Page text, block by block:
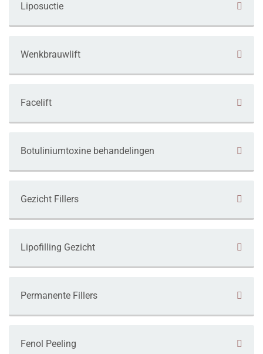
Liposuctie
Wenkbrauwlift
Facelift
Botuliniumtoxine behandelingen
Gezicht Fillers
Lipofilling Gezicht
Permanente Fillers
Fenol Peeling